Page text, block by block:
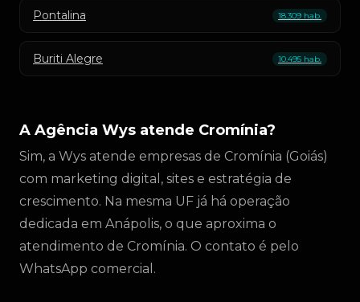
Pontalina 18.309 hab.
Buriti Alegre 10.495 hab.
A Agência Wys atende Cromínia?
Sim, a Wys atende empresas de Cromínia (Goiás)
com marketing digital, sites e estratégia de
crescimento. Na mesma UF já há operação
dedicada em Anápolis, o que aproxima o
atendimento de Cromínia. O contato é pelo
WhatsApp comercial.